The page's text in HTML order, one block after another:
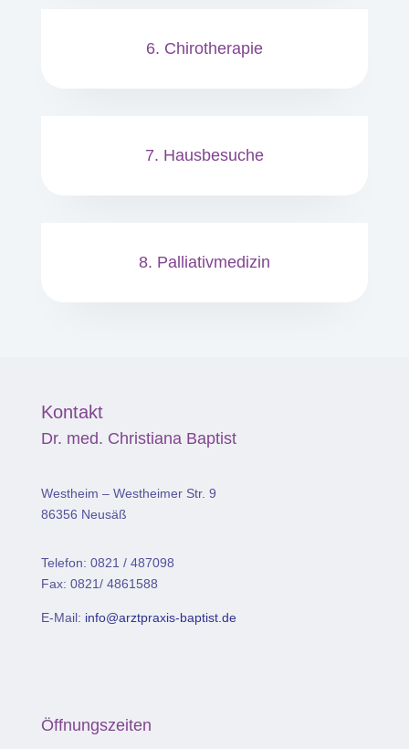
6. Chirotherapie
7. Hausbesuche
8. Palliativmedizin
Kontakt
Dr. med. Christiana Baptist
Westheim – Westheimer Str. 9
86356 Neusäß
Telefon: 0821 / 487098
Fax: 0821/ 4861588
E-Mail: info@arztpraxis-baptist.de
Öffnungszeiten